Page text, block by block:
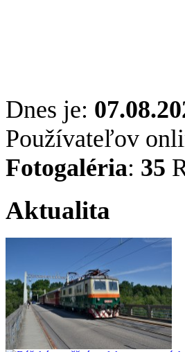
Dnes je:
Používateľov
Fotogaléria: 35
Aktualita